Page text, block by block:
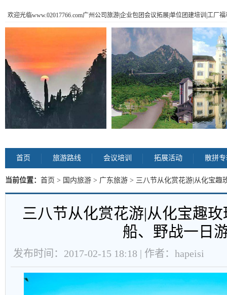
欢迎光临www.02017766.com广州公司旅游|企业包团会议拓展|单位团建培训|工厂
首页 旅游路线 会议培训 拓展活动 散拼
当前位置： 首页 > 国内旅游 > 广东旅游 > 三八节从化赏花游|从化宝趣
三八节从化赏花游|从化宝趣
船、野战一日
发布时间：2017-02-15 18:18 | 作者：hapeisi